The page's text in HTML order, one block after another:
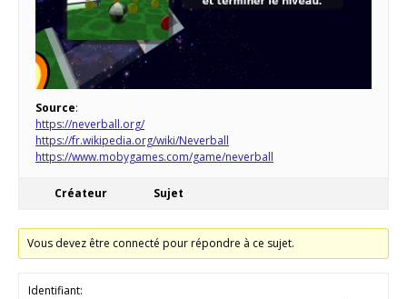
Source:
https://neverball.org/
https://fr.wikipedia.org/wiki/Neverball
https://www.mobygames.com/game/neverball
Créateur Sujet
Vous devez être connecté pour répondre à ce sujet.
Identifiant: